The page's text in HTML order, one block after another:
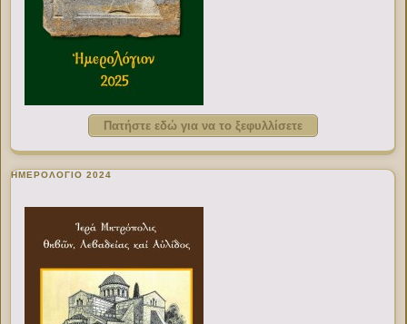
Πατήστε εδώ για να το ξεφυλλίσετε
ΗΜΕΡΟΛΟΓΙΟ 2024